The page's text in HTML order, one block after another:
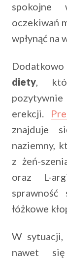
spokojne
oczekiwań
wpłynąć na
diety,
erekcji.
znajduje
naziemny,
z żeń-
oraz L-
sprawność
łóżkowe
W
nawet